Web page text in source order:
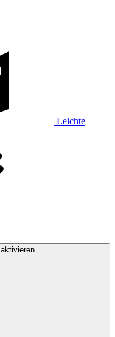
Leichte
aktivieren